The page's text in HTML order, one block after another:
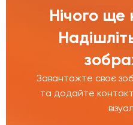
Нічого
Завантажте своє
та додайте